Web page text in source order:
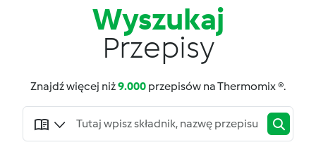
Wyszukaj
Przepisy
Znajdź więcej niż9.000 przepisów na Thermomix ®.